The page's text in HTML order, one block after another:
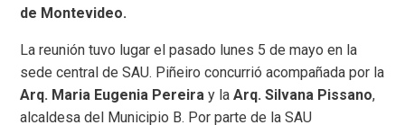
de Montevideo.
La reunión tuvo lugar el pasado lunes 5 de mayo en la
sede central de SAU. Piñeiro concurrió acompañada por la
Arq. Maria Eugenia Pereira y laArq. Silvana Pissano,
alcaldesa del Municipio B. Por parte de la SAU